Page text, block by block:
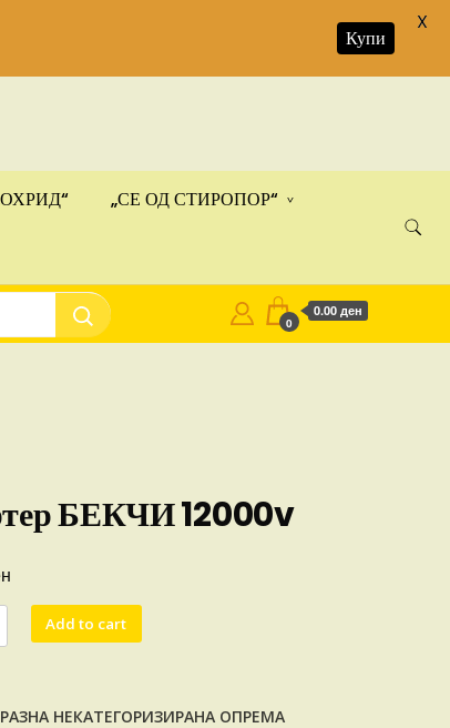
„СЕ ОД СТИРОПОР“
0
0.00 ден
БЕКЧИ 12000v
Add to cart
РАЗНА НЕКАТЕГОРИЗИРАНА ОПРЕМА
Купи
X